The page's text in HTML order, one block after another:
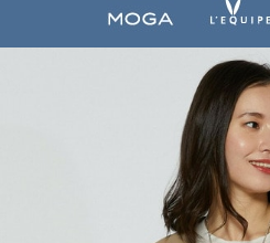
(すかーと)